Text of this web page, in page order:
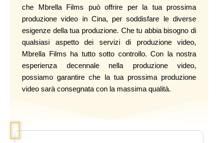
che Mbrella Films può offrire per la tua prossima
produzione video in Cina, per soddisfare le diverse
esigenze della tua produzione. Che tu abbia bisogno di
qualsiasi aspetto dei servizi di produzione video,
Mbrella Films ha tutto sotto controllo. Con la nostra
esperienza decennale nella produzione video,
possiamo garantire che la tua prossima produzione
video sarà consegnata con la massima qualità.